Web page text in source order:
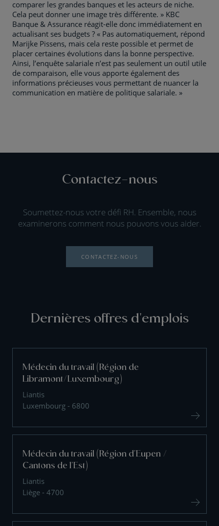
comparer les grandes banques et les acteurs de niche.
Cela peut donner une image très différente. » KBC
Banque & Assurance réagit-elle donc immédiatement en
actualisant ses budgets ? « Pas automatiquement, répond
Marijke Pissens, mais cela reste possible et permet de
placer certaines évolutions dans la bonne perspective.
Ainsi, l’enquête salariale n’est pas seulement un outil utile
de comparaison, elle vous apporte également des
informations précieuses vous permettant de nuancer la
communication en matière de politique salariale. »
Contactez-nous
Soumettez-nous votre défi RH. Ensemble, nous
examinerons comment nous pouvons vous aider.
CONTACTEZ-NOUS
Dernières offres d'emplois
Médecin du travail (Région de
Libramont/Luxembourg)
Liantis
Luxembourg - 6800
Médecin du travail (Région d'Eupen /
Cantons de l'Est)
Liantis
Liège - 4700